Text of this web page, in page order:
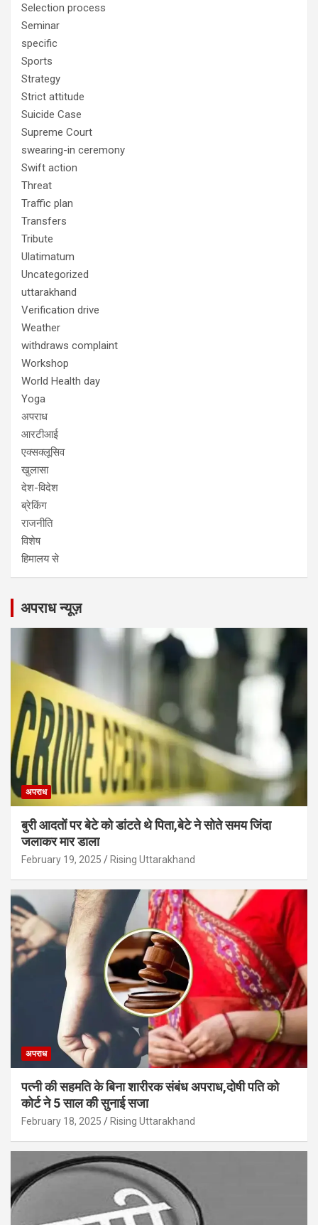
Selection process
Seminar
specific
Sports
Strategy
Strict attitude
Suicide Case
Supreme Court
swearing-in ceremony
Swift action
Threat
Traffic plan
Transfers
Tribute
Ulatimatum
Uncategorized
uttarakhand
Verification drive
Weather
withdraws complaint
Workshop
World Health day
Yoga
अपराध
आरटीआई
एक्सक्लूसिव
खुलासा
देश-विदेश
ब्रेकिंग
राजनीति
विशेष
हिमालय से
अपराध न्यूज़
अपराध
बुरी आदतों पर बेटे को डांटते थे पिता,बेटे ने सोते समय जिंदा
जलाकर मार डाला
February 19, 2025 Rising Uttarakhand
अपराध
पत्नी की सहमति के बिना शारीरक संबंध अपराध,दोषी पति को
कोर्ट ने 5 साल की सुनाई सजा
February 18, 2025 Rising Uttarakhand